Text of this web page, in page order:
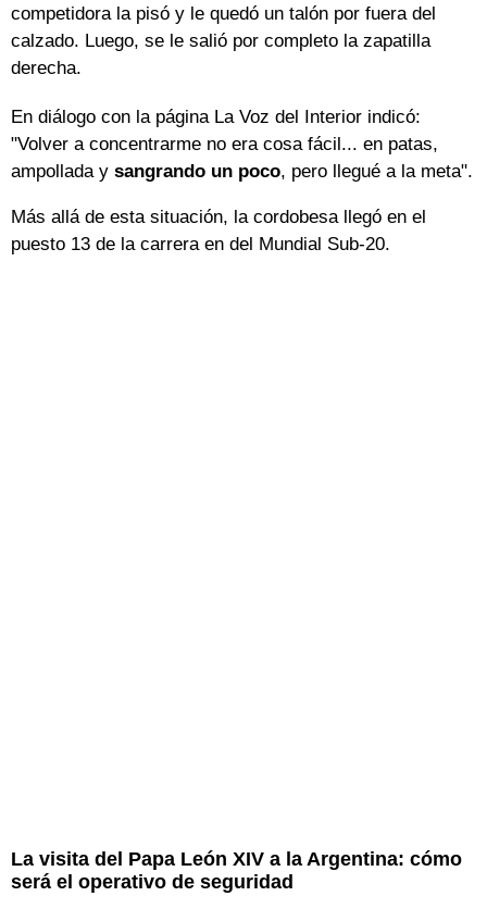
competidora la pisó y le quedó un talón por fuera del
calzado. Luego, se le salió por completo la zapatilla
derecha.
En diálogo con la página La Voz del Interior indicó:
"Volver a concentrarme no era cosa fácil... en patas,
ampollada y sangrando un poco, pero llegué a la meta".
Más allá de esta situación, la cordobesa llegó en el
puesto 13 de la carrera en del Mundial Sub-20.
La visita del Papa León XIV a la Argentina: cómo
será el operativo de seguridad